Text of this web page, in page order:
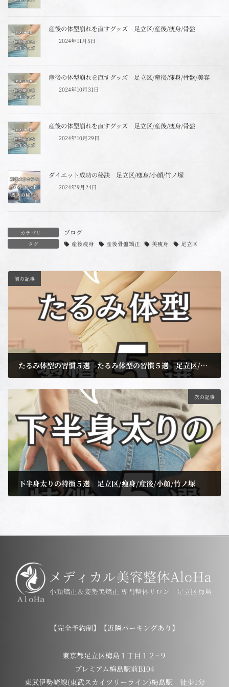
産後の体型崩れを直すグッズ 足立区/産後/痩身/骨盤
2024年11月5日
産後の体型崩れを直すグッズ 足立区/産後/痩身/骨盤/美容
2024年10月31日
産後の体型崩れを直すグッズ 足立区/産後/痩身/骨盤
2024年10月29日
ダイエット成功の秘訣 足立区/痩身/小顔/竹ノ塚
2024年9月24日
カテゴリー ブログ
タグ 産後痩身 産後骨盤矯正 美痩身 足立区
前の記事
たるみ体型の習慣５選 たるみ体型の習慣５選 足立区/痩身/産後/竹ノ塚/小顔
次の記事
下半身太りの特徴５選 足立区/痩身/産後/小顔/竹ノ塚
【完全予約制】【近隣パーキングあり】
東京都足立区梅島１丁目１２−９
プレミアム梅島駅前B104
東武伊勢崎線(東武スカイツリーライン)梅島駅 徒歩1分